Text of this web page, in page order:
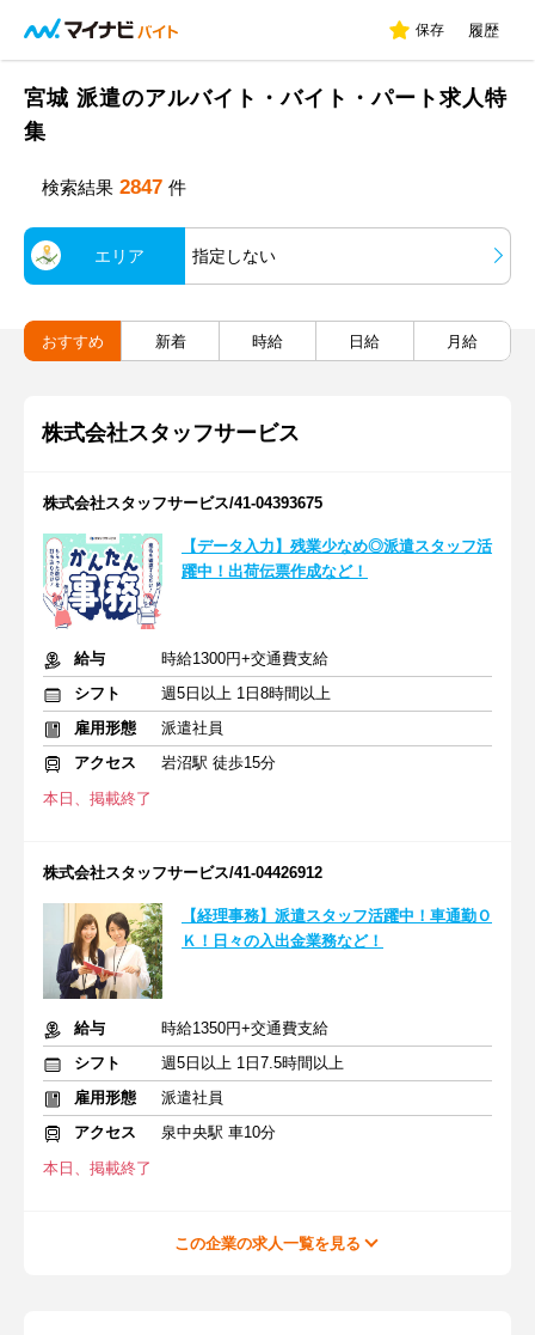
保存 履歴
宮城 派遣のアルバイト・バイト・パート求人特
集
検索結果 2847 件
エリア 指定しない
おすすめ 新着 時給 日給 月給
株式会社スタッフサービス
株式会社スタッフサービス/41-04393675
【データ入力】残業少なめ◎派遣スタッフ活
躍中！出荷伝票作成など！
給与
時給1300円+交通費支給
シフト
週5日以上 1日8時間以上
雇用形態
派遣社員
アクセス
岩沼駅 徒歩15分
本日、掲載終了
株式会社スタッフサービス/41-04426912
【経理事務】派遣スタッフ活躍中！車通勤Ｏ
Ｋ！日々の入出金業務など！
給与
時給1350円+交通費支給
シフト
週5日以上 1日7.5時間以上
雇用形態
派遣社員
アクセス
泉中央駅 車10分
本日、掲載終了
この企業の求人一覧を見る